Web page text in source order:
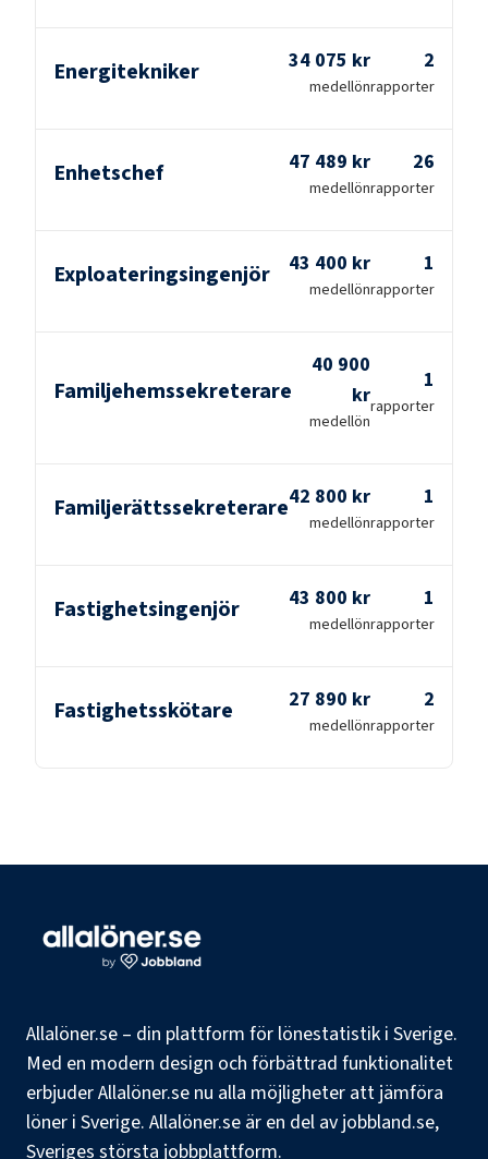
Energitekniker 34 075 kr
medellön
2
rapporter
Enhetschef 47 489 kr
medellön
26
rapporter
Exploateringsingenjör 43 400 kr
medellön
1
rapporter
Familjehemssekreterare
40 900
kr
medellön
1
rapporter
Familjerättssekreterare42 800 kr
medellön
1
rapporter
Fastighetsingenjör 43 800 kr
medellön
1
rapporter
Fastighetsskötare 27 890 kr
medellön
2
rapporter
Allalöner.se – din plattform för lönestatistik i Sverige.
Med en modern design och förbättrad funktionalitet
erbjuder Allalöner.se nu alla möjligheter att jämföra
löner i Sverige. Allalöner.se är en del av jobbland.se,
Sveriges största jobbplattform.